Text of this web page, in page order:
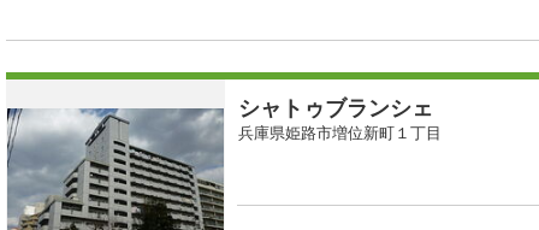
シャトゥブランシェ
兵庫県姫路市増位新町１丁目